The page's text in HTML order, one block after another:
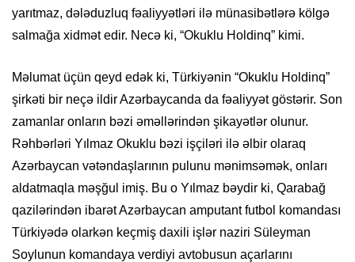
yarıtmaz, dələduzluq fəaliyyətləri ilə münasibətlərə kölgə
salmağa xidmət edir. Necə ki, “Okuklu Holdinq” kimi.
Məlumat üçün qeyd edək ki, Türkiyənin “Okuklu Holdinq”
şirkəti bir neçə ildir Azərbaycanda da fəaliyyət göstərir. Son
zamanlar onların bəzi əməllərindən şikayətlər olunur.
Rəhbərləri Yılmaz Okuklu bəzi işçiləri ilə əlbir olaraq
Azərbaycan vətəndaşlarının pulunu mənimsəmək, onları
aldatmaqla məşğul imiş. Bu o Yılmaz bəydir ki, Qarabağ
qazilərindən ibarət Azərbaycan amputant futbol komandası
Türkiyədə olarkən keçmiş daxili işlər naziri Süleyman
Soylunun komandaya verdiyi avtobusun açarlarını